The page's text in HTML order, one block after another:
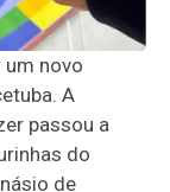
um novo
A
passou a
do
de